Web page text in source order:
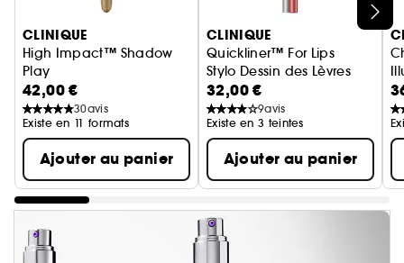
Ignorer le carrousel produits
CLINIQUE
High Impact™ Shadow
Play
Fards à paupières + Définisseur
42,00 €
30avis
Existe en 11 formats
Ajouter au panier
CLINIQUE
Quickliner™ For Lips
Stylo Dessin des Lèvres
32,00 €
9avis
Existe en 3 teintes
Ajouter au panier